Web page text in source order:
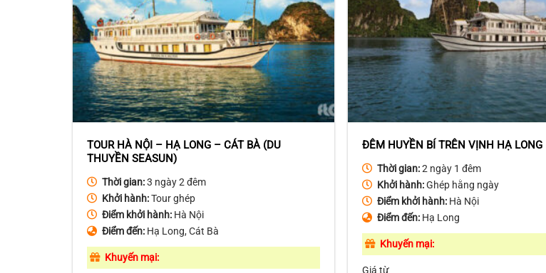
TOUR HÀ NỘI – HẠ LONG – CÁT BÀ (DU
THUYỀN SEASUN)
Thời gian:3 ngày 2 đêm
Khởi hành:Tour ghép
Điểm khởi hành:Hà Nội
Điểm đến:Hạ Long, Cát Bà
Khuyến mại:
ĐÊM HUYỀN BÍ TRÊN VỊNH HẠ LONG
Thời gian:2 ngày 1 đêm
Khởi hành:Ghép hằng ngày
Điểm khởi hành: Hà Nội
Điểm đến: Hạ Long
Khuyến mại: